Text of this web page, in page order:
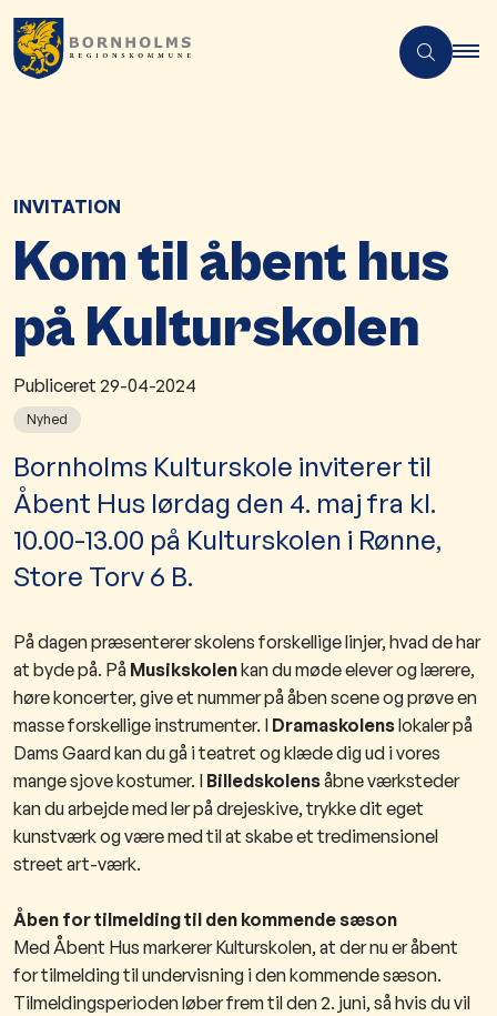
​​INVITATION
Kom til åbent hus
på Kulturskolen
Publiceret 29-04-2024
Nyhed
Bornholms Kulturskole inviterer til
Åbent Hus lørdag den 4. maj fra kl.
10.00-13.00 på Kulturskolen i Rønne,
Store Torv 6 B.
På dagen præsenterer skolens forskellige linjer, hvad de har
at byde på. På Musikskolenkan du møde elever og lærere,
høre koncerter, give et nummer på åben scene og prøve en
masse forskellige instrumenter. I Dramaskolenslokaler på
Dams Gaard kan du gå i teatret og klæde dig ud i vores
mange sjove kostumer. I Billedskolensåbne værksteder
kan du arbejde med ler på drejeskive, trykke dit eget
kunstværk og være med til at skabe et tredimensionel
street art-værk.
Åben for tilmelding til den kommende sæson
Med Åbent Hus markerer Kulturskolen, at der nu er åbent
for tilmelding til undervisning i den kommende sæson.
Tilmeldingsperioden løber frem til den 2. juni, så hvis du vil